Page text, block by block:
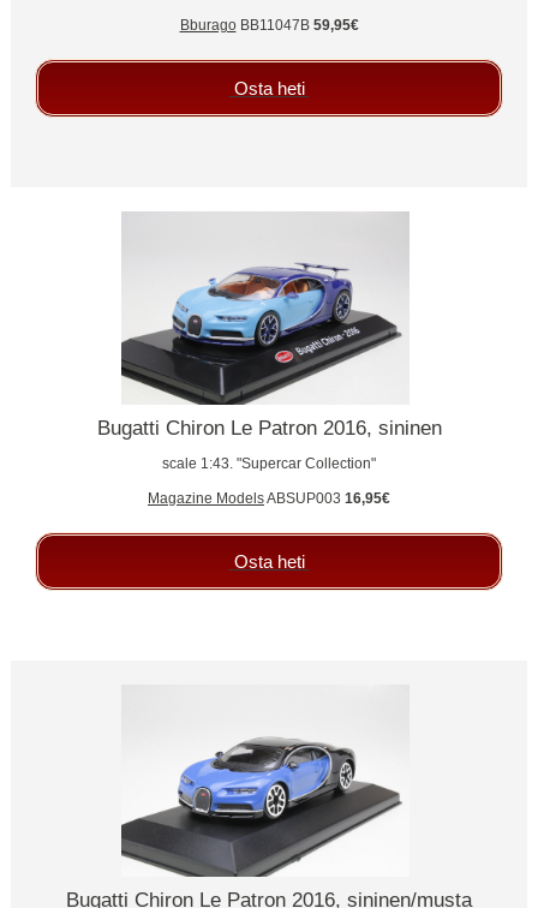
BburagoBB11047B 59,95€
Osta heti
Bugatti Chiron Le Patron 2016, sininen
scale 1:43. "Supercar Collection"
Magazine Models ABSUP003 16,95€
Osta heti
Bugatti Chiron Le Patron 2016, sininen/musta